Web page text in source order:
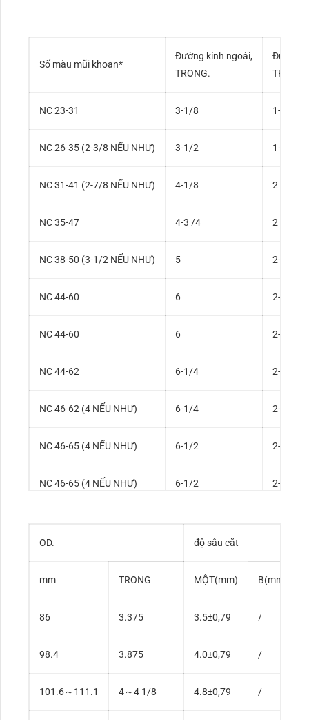
Số màu mũi khoan*
Đường kính ngoài,
TRONG.
Đường
TRONG.
NC 23-31 3-1/8 1-1/4
NC 26-35 (2-3/8 NẾU NHƯ) 3-1/2 1-1/2
NC 31-41 (2-7/8 NẾU NHƯ) 4-1/8 2
NC 35-47 4-3 /4 2
NC 38-50 (3-1/2 NẾU NHƯ) 5 2-1/4
NC 44-60 6 2-1/4
NC 44-60 6 2-13 /16
NC 44-62 6-1/4 2-1/4
NC 46-62 (4 NẾU NHƯ) 6-1/4 2-13 /16
NC 46-65 (4 NẾU NHƯ) 6-1/2 2-1/4
NC 46-65 (4 NẾU NHƯ) 6-1/2 2-13 /16
OD. độ sâu cắt
mm TRONG MỘT(mm) B(mm)
86 3.375 3.5±0,79 /
98.4 3.875 4.0±0,79 /
101.6～111.1 4～4 1/8 4.8±0,79 /